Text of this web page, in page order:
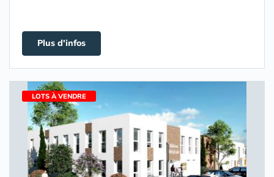
Plus d'infos
LOTS À VENDRE